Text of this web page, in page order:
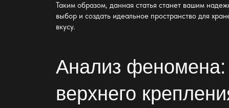
Таким образом, данная статья станет вашим
выбор и создать идеальное пространство для
вкусу.
Анализ феномена:
верхнего